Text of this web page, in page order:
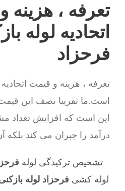
تعرفه ، هزینه
اتحادیه لوله
فرحزاد
تعرفه ، هزینه و قیمت
است.ما تقریبا نصف این
این است که افزایش تعداد
درآمد را جبران می کند بلکه
تشخیص ترکیدگی لوله
لوله کشی فرحزاد لوله